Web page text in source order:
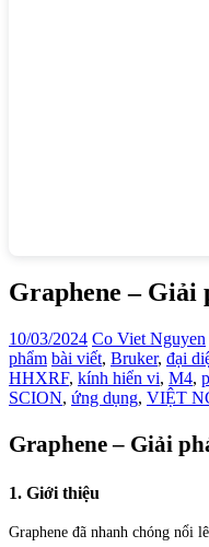
Graphene – Giải
10/03/2024 Co Viet Nguyen
phẩm bài viết, Bruker, đại
HHXRF, kính hiển vi, M4,
SCION, ứng dụng, VIỆT
Graphene – Giải
1. Giới thiệu
Graphene đã nhanh chóng nổi